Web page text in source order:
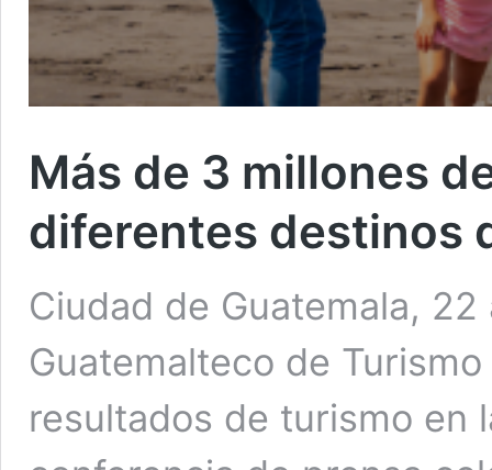
Más de 3 millones
diferentes destinos
Ciudad de Guatemala,
Guatemalteco de
resultados de turismo en